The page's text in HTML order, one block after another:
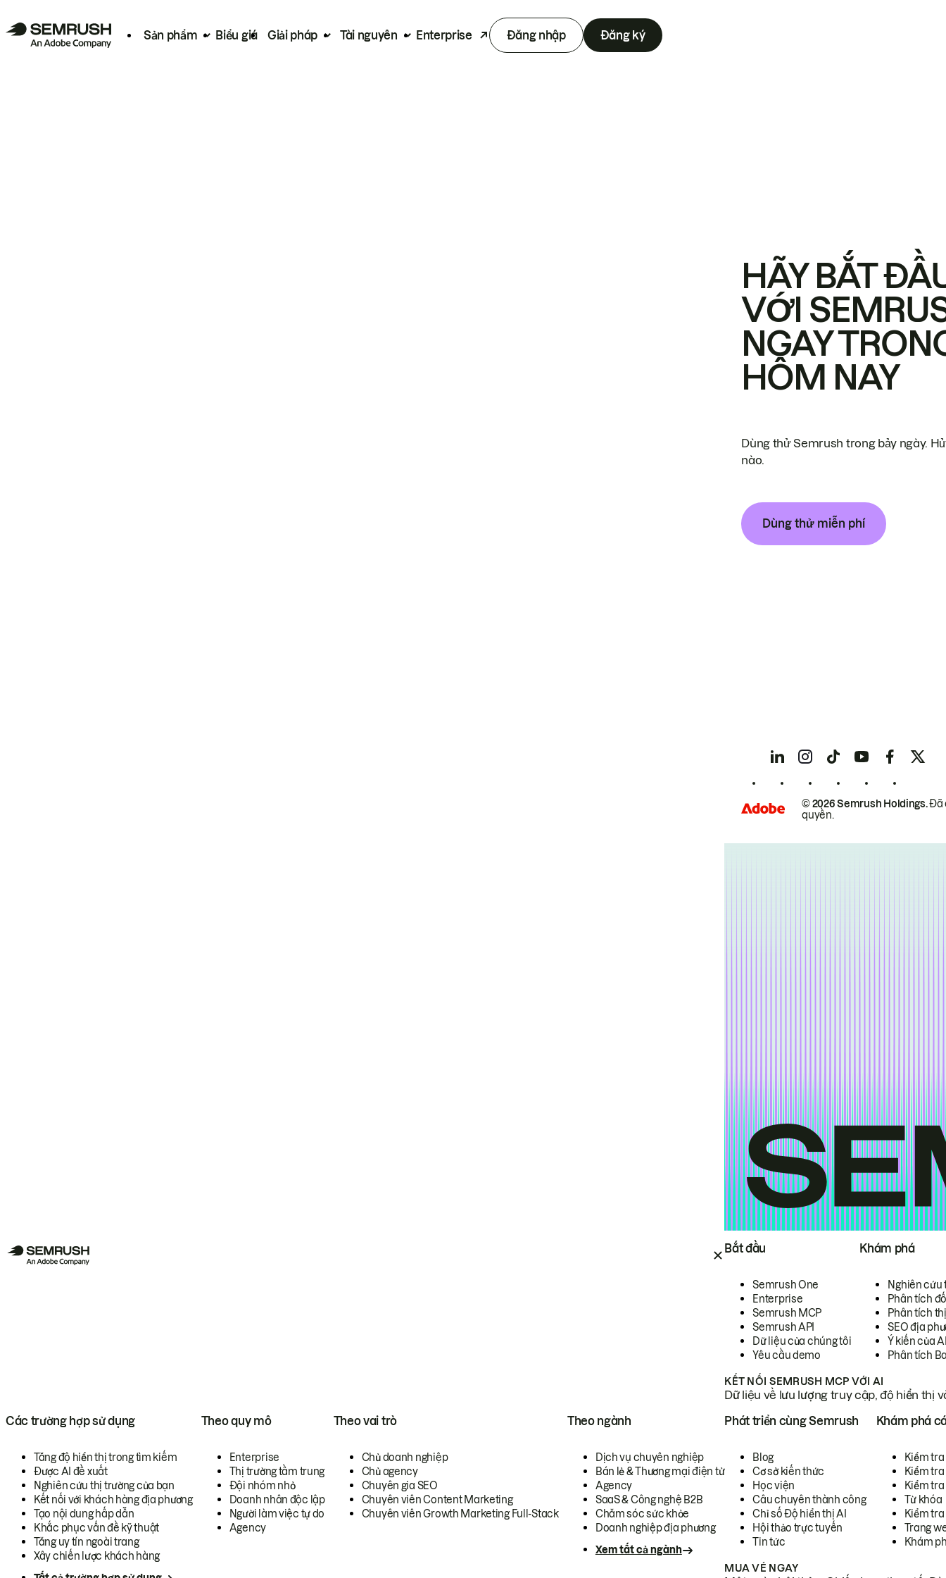
Sản phẩm Biểu giá Giải pháp Tài nguyên Enterprise Đăng nhập Đăng ký
Bắt đầu
Semrush One
Enterprise
Semrush MCP
Semrush API
Dữ liệu của chúng tôi
Yêu cầu demo
Khám phá
Nghiên cứu
Phân tích
Phân tích
SEO địa
Ý kiến của
Phân tích
KẾT NỐI SEMRUSH MCP VỚI AI
Dữ liệu về lưu lượng truy cập, độ hiển thị
Các trường hợp sử dụng
Tăng độ hiển thị trong tìm kiếm
Được AI đề xuất
Nghiên cứu thị trường của bạn
Kết nối với khách hàng địa phương
Tạo nội dung hấp dẫn
Khắc phục vấn đề kỹ thuật
Tăng uy tín ngoài trang
Xây chiến lược khách hàng
Theo quy mô
Enterprise
Thị trường tầm trung
Đội nhóm nhỏ
Doanh nhân độc lập
Người làm việc tự do
Agency
Theo vai trò
Chủ doanh nghiệp
Chủ agency
Chuyên gia SEO
Chuyên viên Content Marketing
Chuyên viên Growth Marketing Full-Stack
Theo ngành
Dịch vụ chuyên nghiệp
Bán lẻ & Thương mại điện tử
Agency
SaaS & Công nghệ B2B
Chăm sóc sức khỏe
Doanh nghiệp địa phương
Xem tất cả ngành
Phát triển cùng Semrush
Blog
Cơ sở kiến thức
Học viện
Câu chuyên thành công
Chỉ số Độ hiển thị AI
Hội thảo trực tuyến
Tin tức
Khám phá
Kiểm
Kiểm tra
Kiểm
Từ khóa
Kiểm
Trang
Khám
MUA VÉ NGAY
HÃY BẮT
VỚI
NGAY
HÔM NAY
Dùng thử Semrush trong bảy ngày.
nào.
Dùng thử miễn phí
© 2026 Semrush Holdings.Đã
quyền.